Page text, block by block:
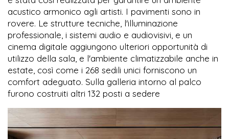
acustico armonico agli artisti. I pavimenti sono in
rovere. Le strutture tecniche, l'illuminazione
professionale, i sistemi audio e audiovisivi, e un
cinema digitale aggiungono ulteriori opportunità di
utilizzo della sala, e l'ambiente climatizzabile anche in
estate, così come i 268 sedili unici forniscono un
comfort adeguato. Sulla galleria intorno al palco
furono costruiti altri 132 posti a sedere